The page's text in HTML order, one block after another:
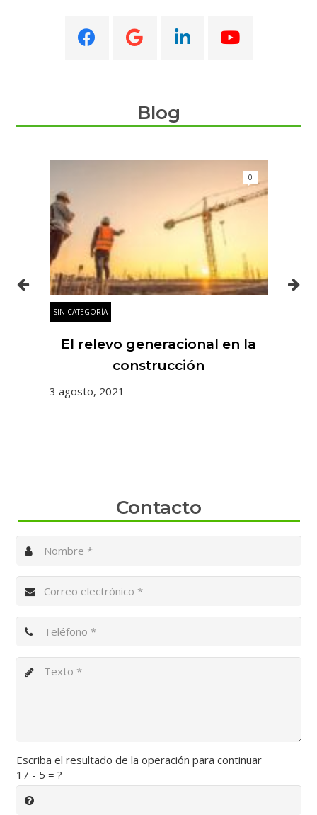
Blog
0
SIN CATEGORÍA
El relevo generacional en la
construcción
3 agosto, 2021
Contacto
Escriba el resultado de la operación para continuar
17 - 5 = ?